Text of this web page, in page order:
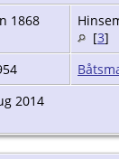
1868
[3]
2014